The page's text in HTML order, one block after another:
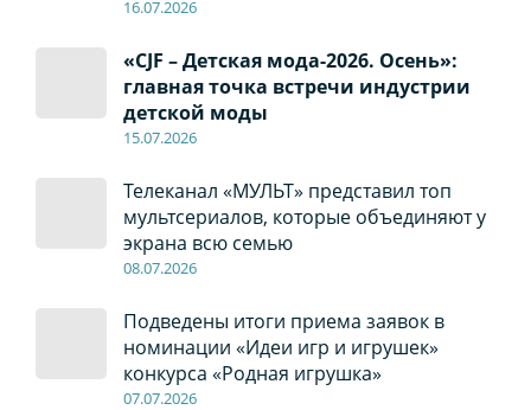
16.07.2026
«CJF – Детская мода-2026. Осень»:
главная точка встречи индустрии
детской моды
15.07.2026
Телеканал «МУЛЬТ» представил топ
мультсериалов, которые объединяют у
экрана всю семью
08.07.2026
Подведены итоги приема заявок в
номинации «Идеи игр и игрушек»
конкурса «Родная игрушка»
07.07.2026